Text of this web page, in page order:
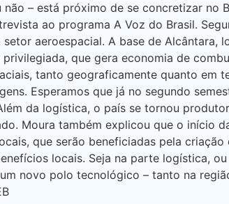
– está próximo de se concretizar no
ao programa A Voz do Brasil.
aeroespacial. A base de Alcântara,
que gera economia de
tanto geograficamente quanto em
Esperamos que já no segundo
da logística, o país se tornou
Moura também explicou que o início
que serão beneficiadas pela
locais. Seja na parte logística,
novo polo tecnológico – tanto na